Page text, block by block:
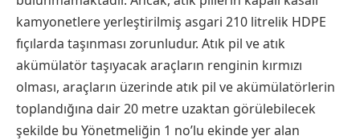
kamyonetlere yerleştirilmiş asgari 210 litrelik HDPE
fıçılarda taşınması zorunludur. Atık pil ve atık
akümülatör taşıyacak araçların renginin kırmızı
olması, araçların üzerinde atık pil ve akümülatörlerin
toplandığına dair 20 metre uzaktan görülebilecek
şekilde bu Yönetmeliğin 1 no’lu ekinde yer alan